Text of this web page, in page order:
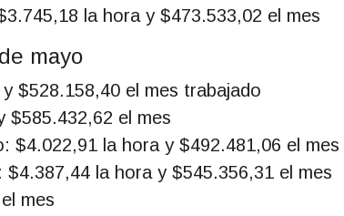
la hora y $473.533,02 el mes
mayo
$528.158,40 el mes trabajado
$585.432,62 el mes
$4.022,91 la hora y $492.481,06 el mes
la hora y $545.356,31 el mes
mes